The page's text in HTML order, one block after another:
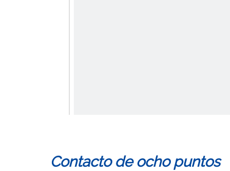
Contacto de ocho puntos